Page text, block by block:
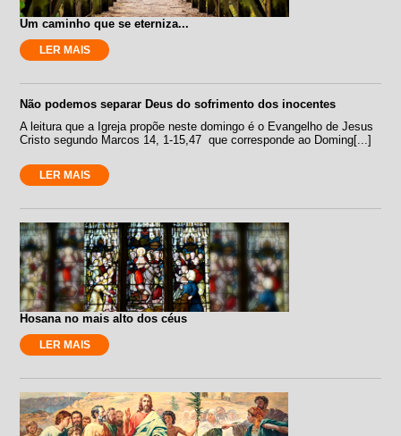
Um caminho que se eterniza...
LER MAIS
Não podemos separar Deus do sofrimento dos inocentes
A leitura que a Igreja propõe neste domingo é o Evangelho de Jesus
Cristo segundo Marcos 14, 1-15,47 que corresponde ao Doming[...]
LER MAIS
Hosana no mais alto dos céus
LER MAIS